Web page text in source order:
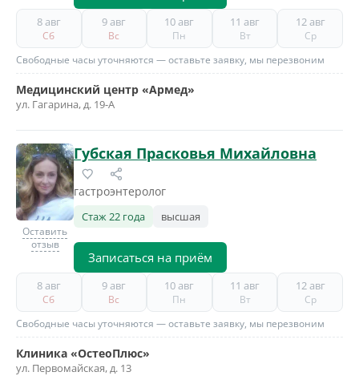
8 авг
Сб
9 авг
Вс
10 авг
Пн
11 авг
Вт
12 авг
Ср
Свободные часы уточняются — оставьте заявку, мы перезвоним
Медицинский центр «Армед»
ул. Гагарина, д. 19-А
Оставить
отзыв
Губская Прасковья Михайловна
гастроэнтеролог
Стаж 22 года высшая
Записаться на приём
8 авг
Сб
9 авг
Вс
10 авг
Пн
11 авг
Вт
12 авг
Ср
Свободные часы уточняются — оставьте заявку, мы перезвоним
Клиника «ОстеоПлюс»
ул. Первомайская, д. 13